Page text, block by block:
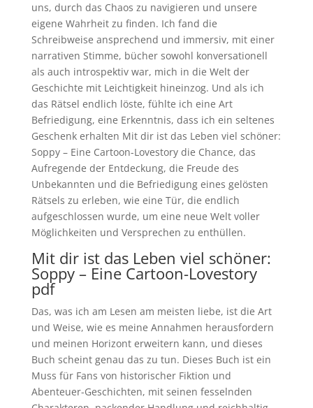
uns, durch das Chaos zu navigieren und unsere
eigene Wahrheit zu finden. Ich fand die
Schreibweise ansprechend und immersiv, mit einer
narrativen Stimme, bücher sowohl konversationell
als auch introspektiv war, mich in die Welt der
Geschichte mit Leichtigkeit hineinzog. Und als ich
das Rätsel endlich löste, fühlte ich eine Art
Befriedigung, eine Erkenntnis, dass ich ein seltenes
Geschenk erhalten Mit dir ist das Leben viel schöner:
Soppy – Eine Cartoon-Lovestory die Chance, das
Aufregende der Entdeckung, die Freude des
Unbekannten und die Befriedigung eines gelösten
Rätsels zu erleben, wie eine Tür, die endlich
aufgeschlossen wurde, um eine neue Welt voller
Möglichkeiten und Versprechen zu enthüllen.
Mit dir ist das Leben viel schöner:
Soppy – Eine Cartoon-Lovestory
pdf
Das, was ich am Lesen am meisten liebe, ist die Art
und Weise, wie es meine Annahmen herausfordern
und meinen Horizont erweitern kann, und dieses
Buch scheint genau das zu tun. Dieses Buch ist ein
Muss für Fans von historischer Fiktion und
Abenteuer-Geschichten, mit seinen fesselnden